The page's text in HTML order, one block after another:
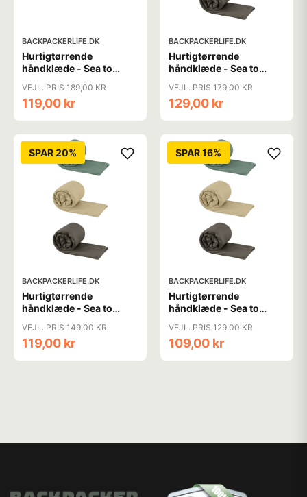
BACKPACKERLIFE.DK
Hurtigtørrende
håndklæde - Sea to
Small
VEJL. PRIS 189,00 KR
119,00 kr
BACKPACKERLIFE.DK
Hurtigtørrende
håndklæde - Sea to
Large
VEJL. PRIS 179,00 KR
129,00 kr
SPAR 20%
BACKPACKERLIFE.DK
Hurtigtørrende
håndklæde - Sea to
Medium
VEJL. PRIS 149,00 KR
119,00 kr
SPAR 16%
BACKPACKERLIFE.DK
Hurtigtørrende
håndklæde - Sea to
Small
VEJL. PRIS 129,00 KR
109,00 kr